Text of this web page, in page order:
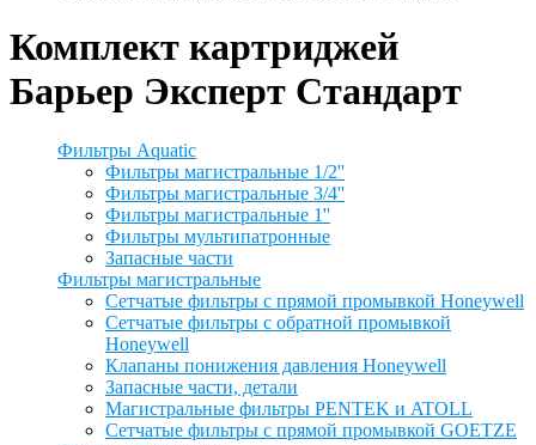
Комплект картриджей
Барьер Эксперт Стандарт
Фильтры Aquatic
Фильтры магистральные 1/2''
Фильтры магистральные 3/4''
Фильтры магистральные 1''
Фильтры мультипатронные
Запасные части
Фильтры магистральные
Сетчатые фильтры с прямой промывкой Honeywell
Сетчатые фильтры с обратной промывкой
Honeywell
Клапаны понижения давления Honeywell
Запасные части, детали
Магистральные фильтры PENTEK и ATOLL
Сетчатые фильтры с прямой промывкой GOETZE